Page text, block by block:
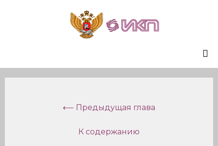
⟵ Предыдущая глава
К содержанию